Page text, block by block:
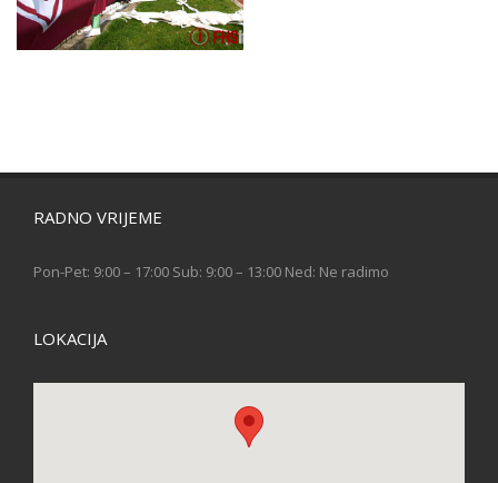
RADNO VRIJEME
Pon-Pet: 9:00 – 17:00 Sub: 9:00 – 13:00 Ned: Ne radimo
LOKACIJA